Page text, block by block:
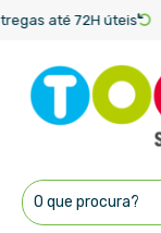
até 72H úteis
para
Conteúdo
Início Marcas